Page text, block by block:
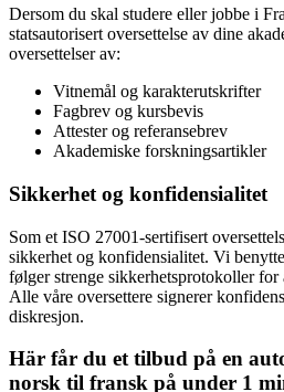
Dersom du skal studere eller jobbe i
statsautorisert oversettelse av dine
oversettelser av:
Vitnemål og karakterutskrifter
Fagbrev og kursbevis
Attester og referansebrev
Akademiske forskningsartikler
Sikkerhet og konfidensialitet
Som et ISO 27001-sertifisert
sikkerhet og konfidensialitet. Vi
følger strenge sikkerhetsprotokoller for
Alle våre oversettere signerer
diskresjon.
Här får du et tilbud på en
norsk til fransk på under 1